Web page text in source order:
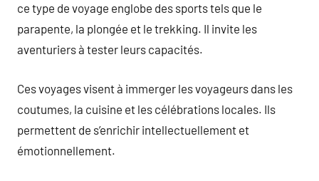
ce type de voyage englobe des sports tels que le
parapente, la plongée et le trekking. Il invite les
aventuriers à tester leurs capacités.
Ces voyages visent à immerger les voyageurs dans les
coutumes, la cuisine et les célébrations locales. Ils
permettent de s’enrichir intellectuellement et
émotionnellement.